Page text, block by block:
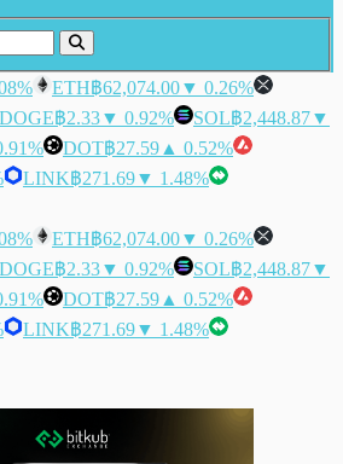
ETH฿62,074.00▼ 0.26%
DOGE฿2.33▼ 0.92% SOL฿2,448.87▼
DOT฿27.59 ▲ 0.52%
LINK฿271.69▼ 1.48%
ETH฿62,074.00▼ 0.26%
DOGE฿2.33▼ 0.92% SOL฿2,448.87▼
DOT฿27.59 ▲ 0.52%
LINK฿271.69▼ 1.48%